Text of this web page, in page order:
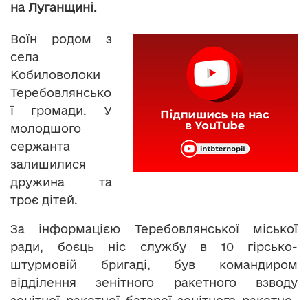
на Луганщині.
Воїн родом з
села
Кобиловолоки
Теребовлянсько
ї громади. У
молодшого
сержанта
залишилися
дружина та
троє дітей.
За інформацією Теребовлянської міської
ради, боєць ніс службу в 10 гірсько-
штурмовій бригаді, був командиром
відділення зенітного ракетного взводу